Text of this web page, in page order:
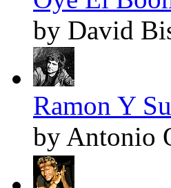
by David
Ramon Y
by Antonio